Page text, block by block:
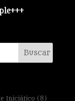
Iniciático (8)